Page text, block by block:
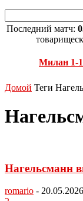
Последний матч:
Милан 1-
Домой Теги
Нагельсманн
romario - 20.05.2026